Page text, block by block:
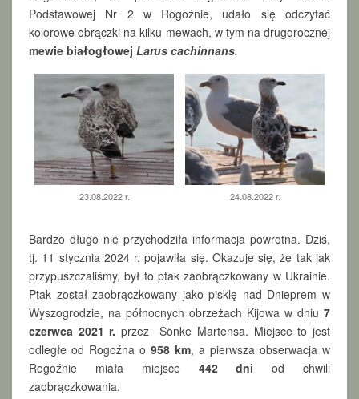
Z
U
K
A
N
Y
Podstawowej Nr 2 w Rogoźnie, udało się odczytać
kolorowe obrączki na kilku mewach, w tym na drugorocznej
mewie białogłowej Larus cachinnans.
23.08.2022 r. 24.08.2022 r.
Bardzo długo nie przychodziła informacja powrotna. Dziś,
tj. 11 stycznia 2024 r. pojawiła się. Okazuje się, że tak jak
przypuszczaliśmy, był to ptak zaobrączkowany w Ukrainie.
Ptak został zaobrączkowany jako pisklę nad Dnieprem w
Wyszogrodzie, na północnych obrzeżach Kijowa w dniu 7
czerwca 2021 r. przez Sönke Martensa. Miejsce to jest
odległe od Rogoźna o 958 km, a pierwsza obserwacja w
Rogoźnie miała miejsce 442 dni od chwili
zaobrączkowania.